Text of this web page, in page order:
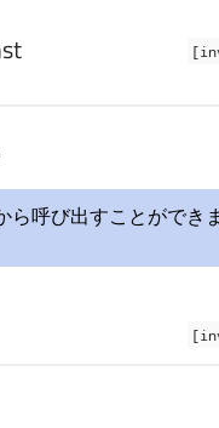
呼び出すことができま